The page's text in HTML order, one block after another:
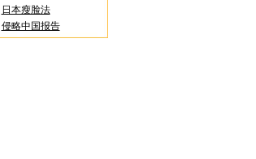
日本瘦脸法
侵略中国报告